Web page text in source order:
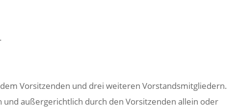
Vorsitzenden und drei weiteren Vorstandsmitgliedern.
und außergerichtlich durch den Vorsitzenden allein oder